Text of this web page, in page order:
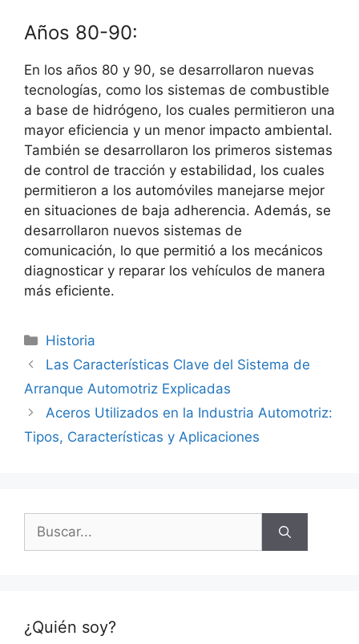
Años 80-90:
En los años 80 y 90, se desarrollaron nuevas
tecnologías, como los sistemas de combustible
a base de hidrógeno, los cuales permitieron una
mayor eficiencia y un menor impacto ambiental.
También se desarrollaron los primeros sistemas
de control de tracción y estabilidad, los cuales
permitieron a los automóviles manejarse mejor
en situaciones de baja adherencia. Además, se
desarrollaron nuevos sistemas de
comunicación, lo que permitió a los mecánicos
diagnosticar y reparar los vehículos de manera
más eficiente.
Categorías
Historia
Las Características Clave del Sistema de
Arranque Automotriz Explicadas
Aceros Utilizados en la Industria Automotriz:
Tipos, Características y Aplicaciones
Buscar:
¿Quién soy?